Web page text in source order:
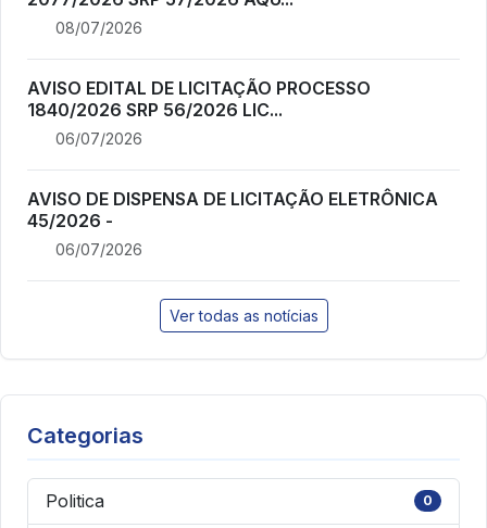
08/07/2026
AVISO EDITAL DE LICITAÇÃO PROCESSO
1840/2026 SRP 56/2026 LIC...
06/07/2026
AVISO DE DISPENSA DE LICITAÇÃO ELETRÔNICA
45/2026 -
06/07/2026
Ver todas as notícias
Categorias
Politica 0